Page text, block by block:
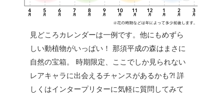
見どころカレンダーは一例です。他にもめずら
しい動植物がいっぱい！ 那須平成の森はまさに
自然の宝箱。
時期限定、ここでしか見られない
レアキャラに出会えるチャンスがあるかも?! 詳
しくはインタープリターに気軽に質問してみて